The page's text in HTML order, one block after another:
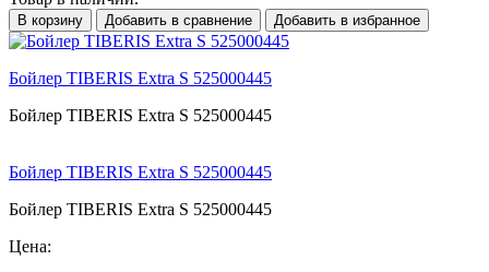
В корзину Добавить в сравнение Добавить в избранное
Бойлер TIBERIS Extra S 525000445
Бойлер TIBERIS Extra S 525000445
Бойлер TIBERIS Extra S 525000445
Бойлер TIBERIS Extra S 525000445
Цена: